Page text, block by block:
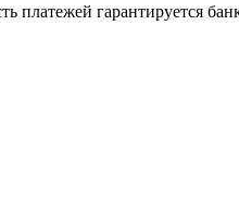
платежей гарантируется